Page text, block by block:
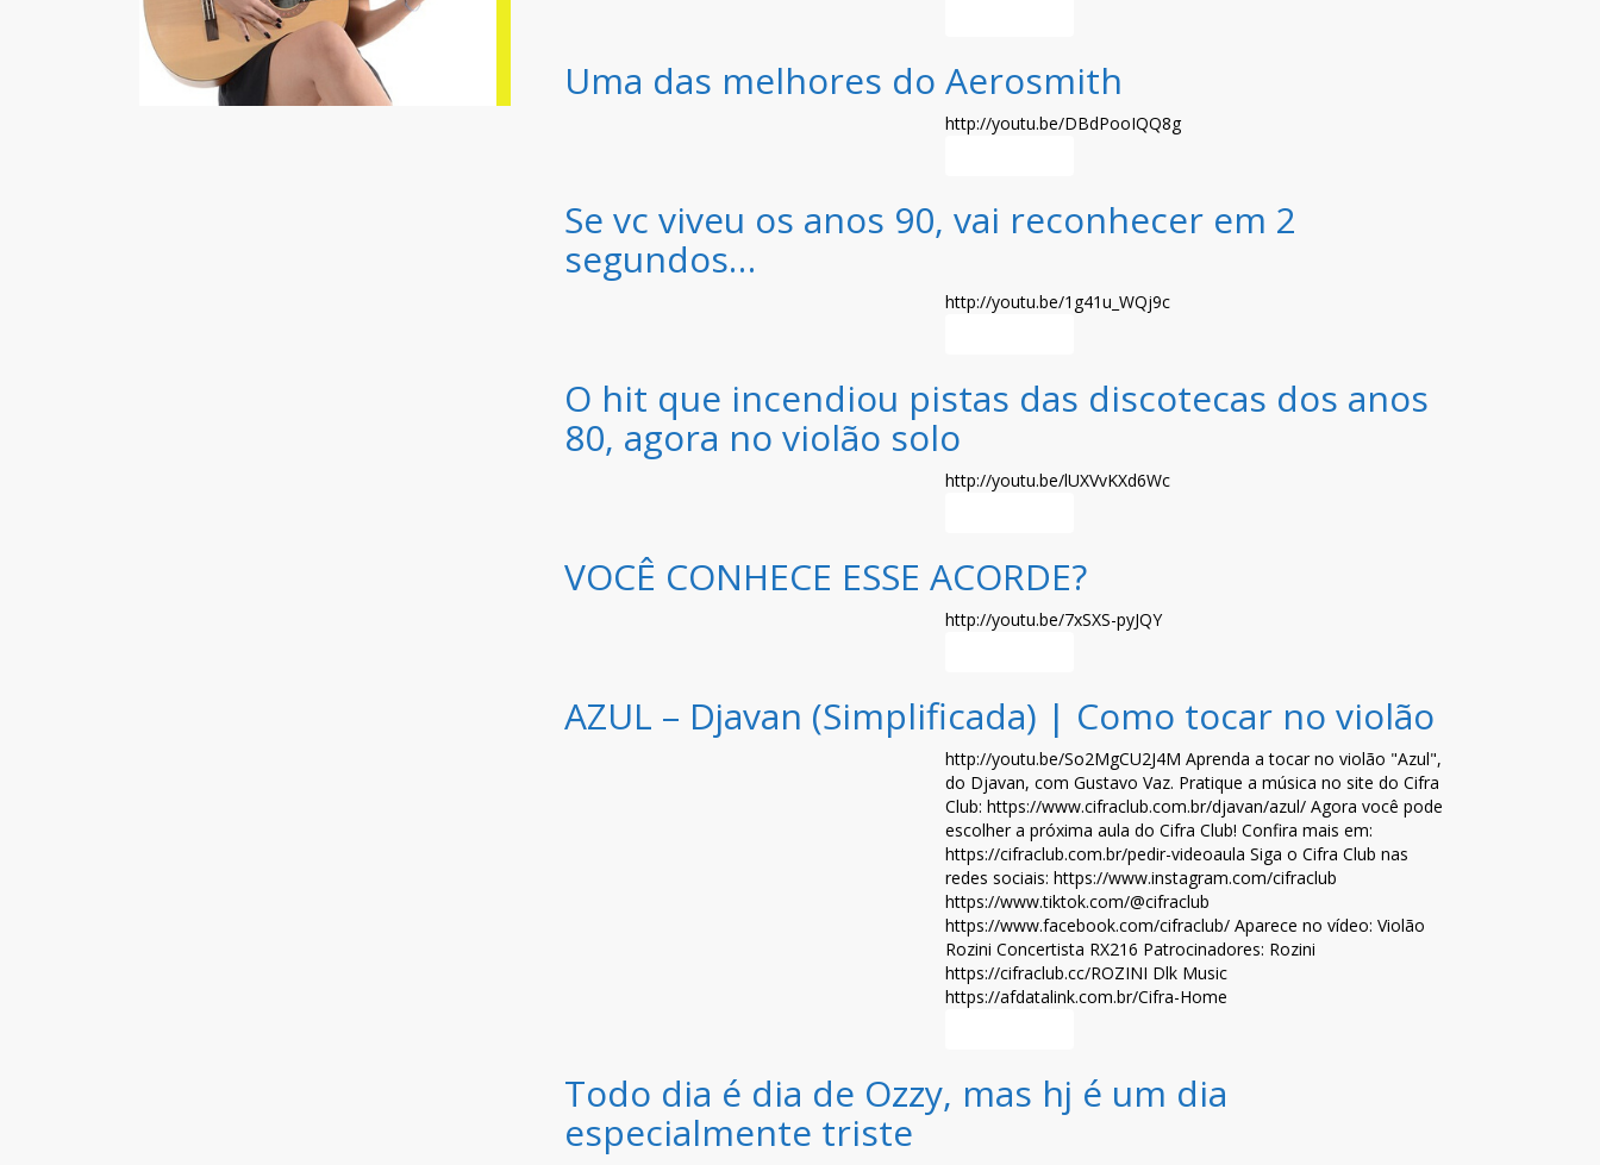
Uma das melhores do Aerosmith
http://youtu.be/DBdPooIQQ8g
Se vc viveu os anos 90, vai reconhecer em 2
segundos…
http://youtu.be/1g41u_WQj9c
O hit que incendiou pistas das discotecas dos anos
80, agora no violão solo
http://youtu.be/lUXVvKXd6Wc
VOCÊ CONHECE ESSE ACORDE?
http://youtu.be/7xSXS-pyJQY
AZUL – Djavan (Simplificada) | Como tocar no violão
http://youtu.be/So2MgCU2J4M Aprenda a tocar no violão "Azul",
do Djavan, com Gustavo Vaz. Pratique a música no site do Cifra
Club: https://www.cifraclub.com.br/djavan/azul/ Agora você pode
escolher a próxima aula do Cifra Club! Confira mais em:
https://cifraclub.com.br/pedir-videoaula Siga o Cifra Club nas
redes sociais: https://www.instagram.com/cifraclub
https://www.tiktok.com/@cifraclub
https://www.facebook.com/cifraclub/ Aparece no vídeo: Violão
Rozini Concertista RX216 Patrocinadores: Rozini
https://cifraclub.cc/ROZINI Dlk Music
https://afdatalink.com.br/Cifra-Home
Todo dia é dia de Ozzy, mas hj é um dia
especialmente triste